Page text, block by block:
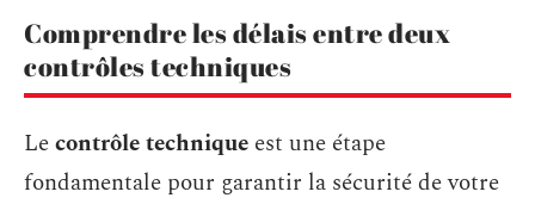
Comprendre les délais entre deux
contrôles techniques
Lecontrôle technique est une étape
fondamentale pour garantir la sécurité de votre